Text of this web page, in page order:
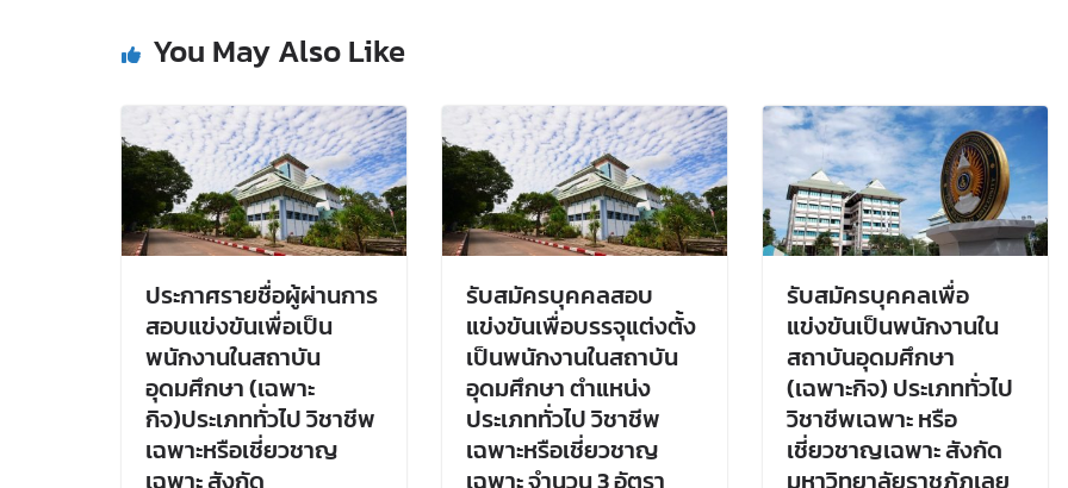
You May Also Like
ประกาศรายชื่อผู้ผ่านการ
สอบแข่งขันเพื่อเป็น
พนักงานในสถาบัน
อุดมศึกษา (เฉพาะ
กิจ)ประเภททั่วไป วิชาชีพ
เฉพาะหรือเชี่ยวชาญ
เฉพาะ สังกัด
รับสมัครบุคคลสอบ
แข่งขันเพื่อบรรจุแต่งตั้ง
เป็นพนักงานในสถาบัน
อุดมศึกษา ตำแหน่ง
ประเภททั่วไป วิชาชีพ
เฉพาะหรือเชี่ยวชาญ
เฉพาะ จำนวน 3 อัตรา
รับสมัครบุคคลเพื่อ
แข่งขันเป็นพนักงานใน
สถาบันอุดมศึกษา
(เฉพาะกิจ) ประเภททั่วไป
วิชาชีพเฉพาะ หรือ
เชี่ยวชาญเฉพาะ สังกัด
มหาวิทยาลัยราชภัฏเลย